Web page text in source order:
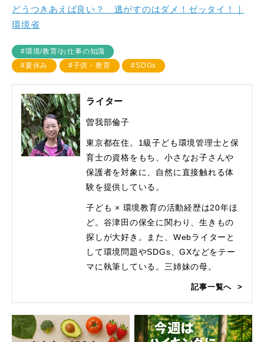
どうつきあえば良い？ 逃がすのはダメ！ゼッタイ！｜
環境省
#環境/教育/お仕事の知識
#夏休み
#子供・教育 #SDGs
ライター
曽我部倫子
東京都在住。1級子ども環境管理士と保
育士の資格をもち、小さなお子さんや
保護者を対象に、自然に直接触れる体
験を提供している。
子ども × 環境教育の活動経歴は20年ほ
ど。谷津田の保全に関わり、生きもの
探しが大好き。また、Webライターと
して環境問題やSDGs、GXなどをテー
マに執筆している。三姉妹の母。
記事一覧へ